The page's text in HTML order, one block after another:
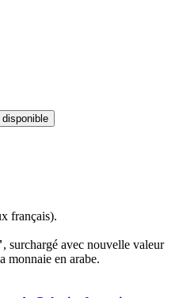
français).
, surchargé avec nouvelle valeur
monnaie en arabe.